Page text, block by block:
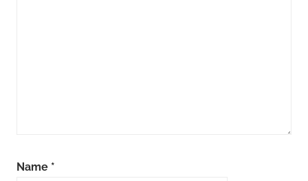
Name *